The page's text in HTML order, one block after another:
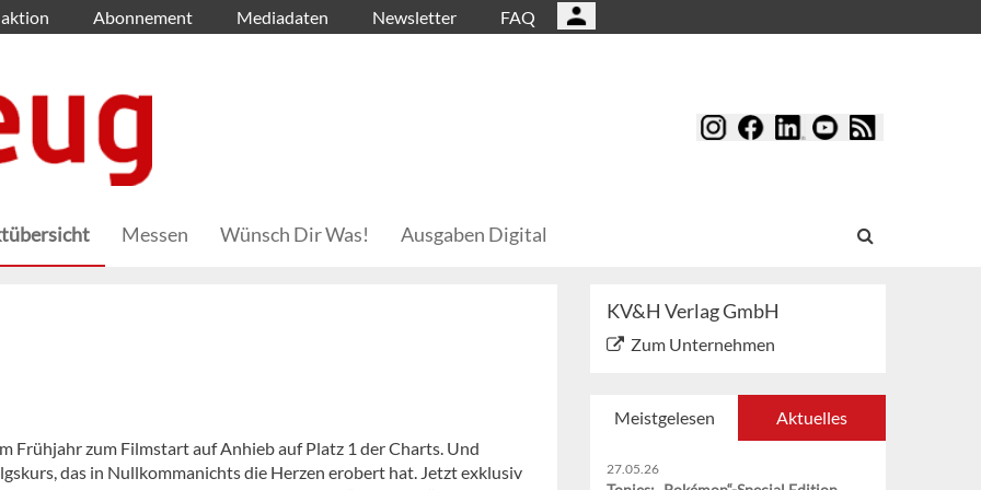
Abonnement Mediadaten Newsletter FAQ
Messen Wünsch Dir Was! Ausgaben Digital
Frühjahr zum Filmstart auf Anhieb auf Platz 1 der Charts. Und
das in Nullkommanichts die Herzen erobert hat. Jetzt exklusiv
KV&H Verlag GmbH
Zum Unternehmen
Meistgelesen Aktuelles
27.05.26